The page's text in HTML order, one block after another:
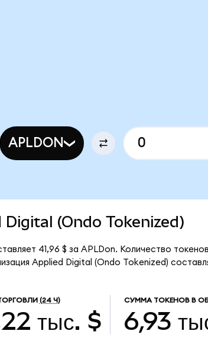
APLDON
Digital (Ondo Tokenized)
41,96 $ за APLDon. Количество
Applied Digital (Ondo Tokenized)
(24 Ч)
тыс. $
СУММА ТОКЕНОВ В
6,93